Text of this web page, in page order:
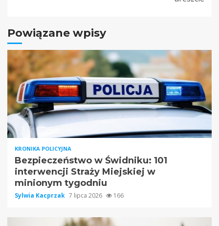
Powiązane wpisy
KRONIKA POLICYJNA
Bezpieczeństwo w Świdniku: 101
interwencji Straży Miejskiej w
minionym tygodniu
Sylwia Kacprzak 7 lipca 2026 166